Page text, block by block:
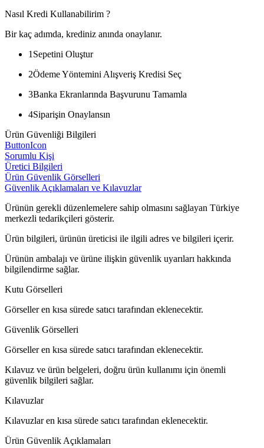
Nasıl Kredi Kullanabilirim ?
Bir kaç adımda, krediniz anında onaylanır.
1 Sepetini Oluştur
2Ödeme Yöntemini Alışveriş Kredisi Seç
3Banka Ekranlarında Başvurunu Tamamla
4Siparişin Onaylansın
Ürün Güvenliği Bilgileri
ButtonIcon
Sorumlu Kişi
Üretici Bilgileri
Ürün Güvenlik Görselleri
Güvenlik Açıklamaları ve Kılavuzlar
Ürünün gerekli düzenlemelere sahip olmasını sağlayan Türkiye
merkezli tedarikçileri gösterir.
Ürün bilgileri, ürünün üreticisi ile ilgili adres ve bilgileri içerir.
Ürünün ambalajı ve ürüne ilişkin güvenlik uyarıları hakkında
bilgilendirme sağlar.
Kutu Görselleri
Görseller en kısa sürede satıcı tarafından eklenecektir.
Güvenlik Görselleri
Görseller en kısa sürede satıcı tarafından eklenecektir.
Kılavuz ve ürün belgeleri, doğru ürün kullanımı için önemli
güvenlik bilgileri sağlar.
Kılavuzlar
Kılavuzlar en kısa sürede satıcı tarafından eklenecektir.
Ürün Güvenlik Açıklamaları